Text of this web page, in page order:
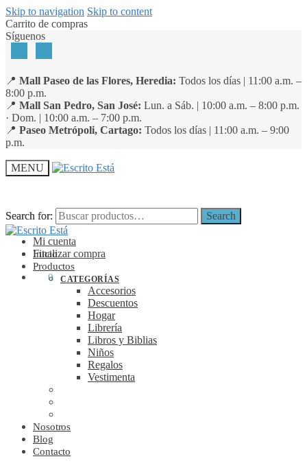
Skip to navigation Skip to content
Carrito de compras
Síguenos
📍 Mall Paseo de las Flores, Heredia: Todos los días | 11:00 a.m. –
8:00 p.m.
📍 Mall San Pedro, San José: Lun. a Sáb. | 10:00 a.m. – 8:00 p.m.
· Dom. | 10:00 a.m. – 7:00 p.m.
📍 Paseo Metrópoli, Cartago: Todos los días | 11:00 a.m. – 9:00
p.m.
MENU
Search for: Search
Mi cuenta
Finalizar compra
0
Search for: Search
Inicio
Productos
CATEGORÍAS
Accesorios
Descuentos
Hogar
Librería
Libros y Biblias
Niños
Regalos
Vestimenta
Nosotros
Blog
Contacto